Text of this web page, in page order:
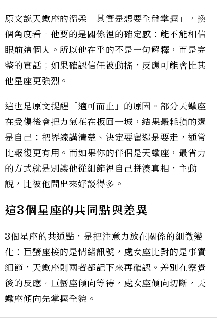
原文說天蠍座的溫柔「其實是想要全盤掌握」，換
個角度看，他要的是關係裡的確定感：能不能相信
眼前這個人。所以他在乎的不是一句解釋，而是完
整的實話；如果確認信任被動搖，反應可能會比其
他星座更強烈。
這也是原文提醒「適可而止」的原因。部分天蠍座
在受傷後會把力氣花在扳回一城，結果最耗損的還
是自己；把界線講清楚、決定要留還是要走，通常
比報復更有用。而如果你的伴侶是天蠍座，最省力
的方式就是別讓他從細節裡自己拼湊真相，主動
說，比被他問出來好談得多。
這3個星座的共同點與差異
3個星座的共通點，是把注意力放在關係的細微變
化：巨蟹座接的是情緒訊號，處女座比對的是事實
細節，天蠍座則兩者都記下來再確認。差別在察覺
後的反應，巨蟹座傾向等待，處女座傾向切斷，天
蠍座傾向先掌握全貌。